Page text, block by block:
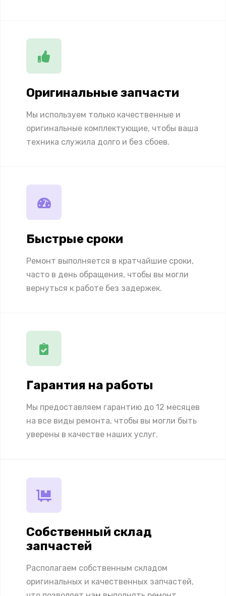
Оригинальные запчасти
Мы используем только качественные и
оригинальные комплектующие, чтобы ваша
техника служила долго и без сбоев.
Быстрые сроки
Ремонт выполняется в кратчайшие сроки,
часто в день обращения, чтобы вы могли
вернуться к работе без задержек.
Гарантия на работы
Мы предоставляем гарантию до 12 месяцев
на все виды ремонта, чтобы вы могли быть
уверены в качестве наших услуг.
Собственный склад
запчастей
Располагаем собственным складом
оригинальных и качественных запчастей,